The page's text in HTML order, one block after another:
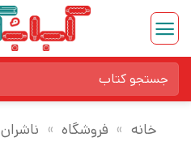
Skip
content
برای:
خانه » فروشگاه » ناشران